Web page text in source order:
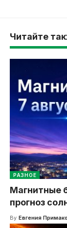
Читайте
РАЗНОЕ
Магнитные
прогноз
By Евгения